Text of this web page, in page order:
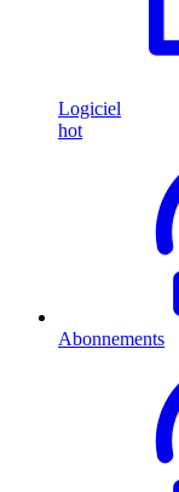
Logiciel
hot
Abonnements